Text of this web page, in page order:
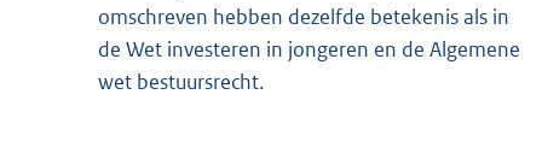
omschreven hebben dezelfde betekenis als in
de Wet investeren in jongeren en de Algemene
wet bestuursrecht.